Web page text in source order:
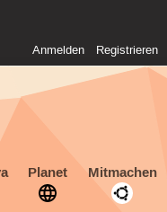
Anmelden Registrieren
Planet Mitmachen